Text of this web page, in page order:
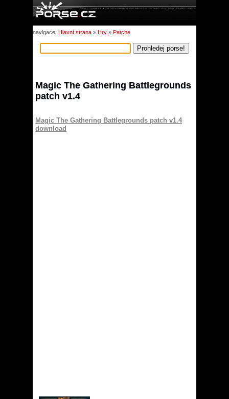
navigace: Hlavní strana » Hry » Patche
Magic The Gathering Battlegrounds
patch v1.4
Magic The Gathering Battlegrounds patch v1.4
download